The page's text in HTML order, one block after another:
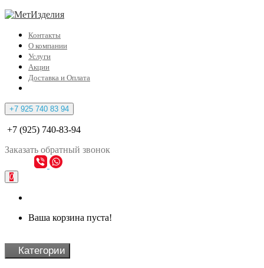
Контакты
О компании
Услуги
Акции
Доставка и Оплата
+7 925 740 83 94
+7 (925) 740-83-94
Заказать обратный звонок
0
Ваша корзина пуста!
Категории